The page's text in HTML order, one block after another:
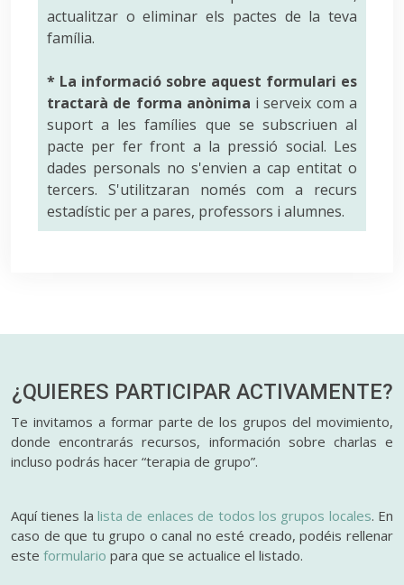
actualitzar o eliminar els pactes de la teva
família.
* La informació sobre aquest formulari es
tractarà de forma anònima i serveix com a
suport a les famílies que se subscriuen al
pacte per fer front a la pressió social. Les
dades personals no s'envien a cap entitat o
tercers. S'utilitzaran només com a recurs
estadístic per a pares, professors i alumnes.
¿QUIERES PARTICIPAR ACTIVAMENTE?
Te invitamos a formar parte de los grupos del movimiento,
donde encontrarás recursos, información sobre charlas e
incluso podrás hacer “terapia de grupo”.
Aquí tienes lalista de enlaces de todos los grupos locales. En
caso de que tu grupo o canal no esté creado, podéis rellenar
este formulario para que se actualice el listado.